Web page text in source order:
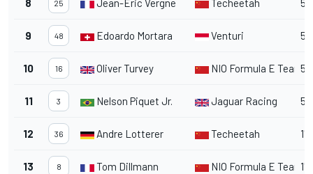
8 25 Jean-Eric Vergne Techeetah
9 48 Edoardo Mortara Venturi
10 16 Oliver Turvey NIO Formula E Team
11 3 Nelson Piquet Jr. Jaguar Racing
12 36 Andre Lotterer Techeetah
13 8 Tom Dillmann NIO Formula E Team